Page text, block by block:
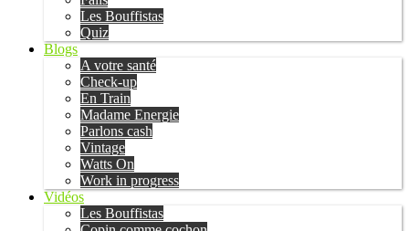
Les Bouffistas
Quiz
Blogs
A votre santé
Check-up
En Train
Madame Energie
Parlons cash
Vintage
Watts On
Work in progress
Vidéos
Les Bouffistas